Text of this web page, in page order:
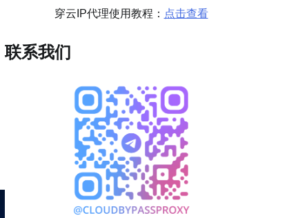
穿云IP代理使用教程： 点击查看
联系我们